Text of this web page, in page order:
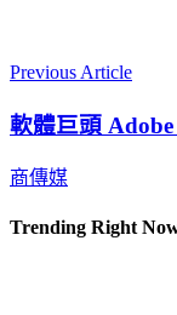
Previous Article
軟體巨頭
商傳媒
Trending Right